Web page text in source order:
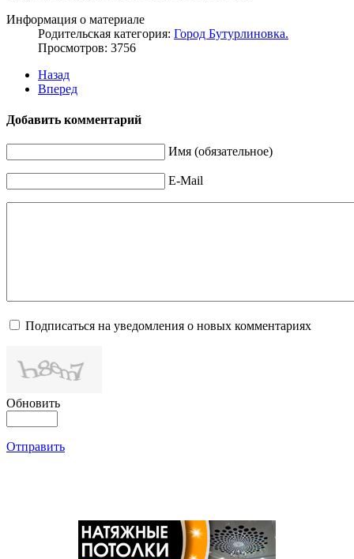
Информация о материале
Родительская категория: Город Бутурлиновка.
Просмотров: 3756
Назад
Вперед
Добавить комментарий
Имя (обязательное)
E-Mail
Подписаться на уведомления о новых комментариях
Обновить
Отправить